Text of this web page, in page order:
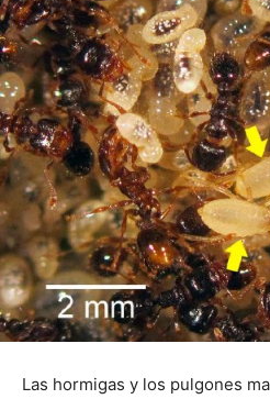
Las hormigas y los pulgones